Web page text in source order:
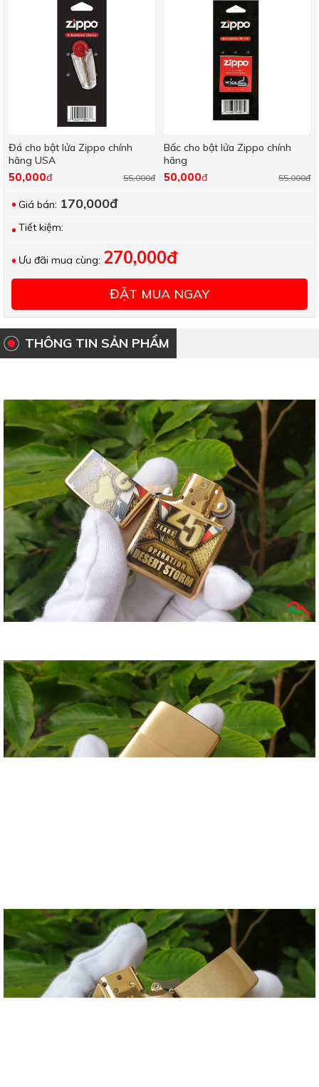
Đá cho bật lửa Zippo chính
hãng USA
55,000đ
50,000đ
Bấc cho bật lửa Zippo chính
hãng
55,000đ
50,000đ
Giá bán: 170,000đ
Tiết kiệm:
Ưu đãi mua cùng: 270,000đ
ĐẶT MUA NGAY
THÔNG TIN SẢN PHẨM